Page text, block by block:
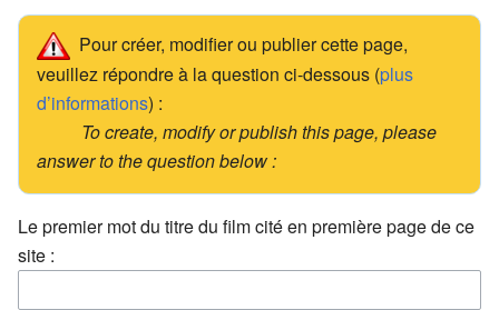
Pour créer, modifier ou publier cette page,
veuillez répondre à la question ci-dessous (plus
d’informations) :
To create, modify or publish this page, please
answer to the question below :
Le premier mot du titre du film cité en première page de ce
site :